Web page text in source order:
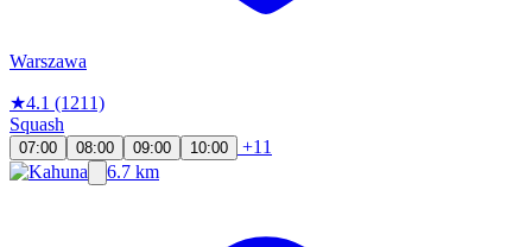
Warszawa
★4.1 (1211)
Squash
07:00 08:00 09:00 10:00
+11
6.7 km